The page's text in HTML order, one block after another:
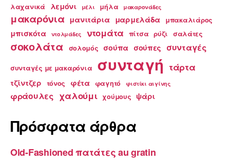
λαχανικά λεμόνι μέλι μήλα μακαρονάδες
μακαρόνια μανιτάρια μαρμελάδα μπακαλιάρος
μπισκότα ντολμάδες ντομάτα πίτσα ρύζι σαλάτες
σοκολάτα σολομός σούπα σούπες συνταγές
συνταγές με μακαρόνια συνταγή τάρτα
τζίντζερ τόνος φέτα φαγητό φιστίκι αιγίνης
φράουλες χαλούμι χούμους ψάρι
Πρόσφατα άρθρα
Old-Fashioned πατάτες au gratin